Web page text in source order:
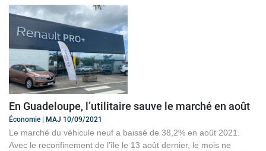
En Guadeloupe, l’utilitaire sauve le marché en août
Économie | MAJ 10/09/2021
Le marché du véhicule neuf a baissé de 38,2% en août 2021.
Avec le reconfinement de l’île le 13 août dernier, le mois ne